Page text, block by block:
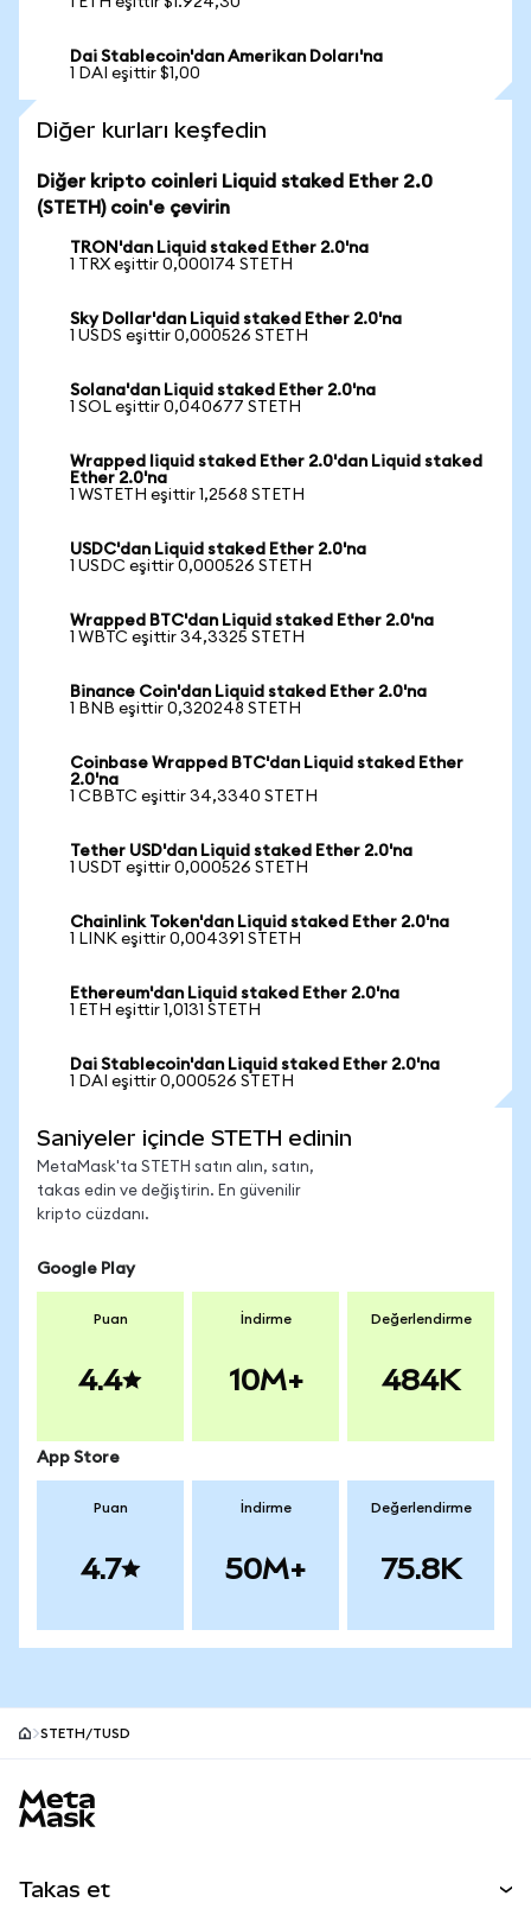
Dai Stablecoin'dan Amerikan Doları'na
1 DAI eşittir $1,00
Diğer kurları keşfedin
Diğer kripto coinleri Liquid staked Ether 2.0
(STETH) coin'e çevirin
TRON'dan Liquid staked Ether 2.0'na
1 TRX eşittir 0,000174 STETH
Sky Dollar'dan Liquid staked Ether 2.0'na
1 USDS eşittir 0,000526 STETH
Solana'dan Liquid staked Ether 2.0'na
1 SOL eşittir 0,040677 STETH
Wrapped liquid staked Ether 2.0'dan Liquid staked
Ether 2.0'na
1 WSTETH eşittir 1,2568 STETH
USDC'dan Liquid staked Ether 2.0'na
1 USDC eşittir 0,000526 STETH
Wrapped BTC'dan Liquid staked Ether 2.0'na
1 WBTC eşittir 34,3325 STETH
Binance Coin'dan Liquid staked Ether 2.0'na
1 BNB eşittir 0,320248 STETH
Coinbase Wrapped BTC'dan Liquid staked Ether
2.0'na
1 CBBTC eşittir 34,3340 STETH
Tether USD'dan Liquid staked Ether 2.0'na
1 USDT eşittir 0,000526 STETH
Chainlink Token'dan Liquid staked Ether 2.0'na
1 LINK eşittir 0,004391 STETH
Ethereum'dan Liquid staked Ether 2.0'na
1 ETH eşittir 1,0131 STETH
Dai Stablecoin'dan Liquid staked Ether 2.0'na
1 DAI eşittir 0,000526 STETH
Saniyeler içinde STETH edinin
MetaMask'ta STETH satın alın, satın,
takas edin ve değiştirin. En güvenilir
kripto cüzdanı.
Google Play
Puan
4.4
İndirme
10M+
Değerlendirme
484K
App Store
Puan
4.7
İndirme
50M+
Değerlendirme
75.8K
STETH/TUSD
Takas et